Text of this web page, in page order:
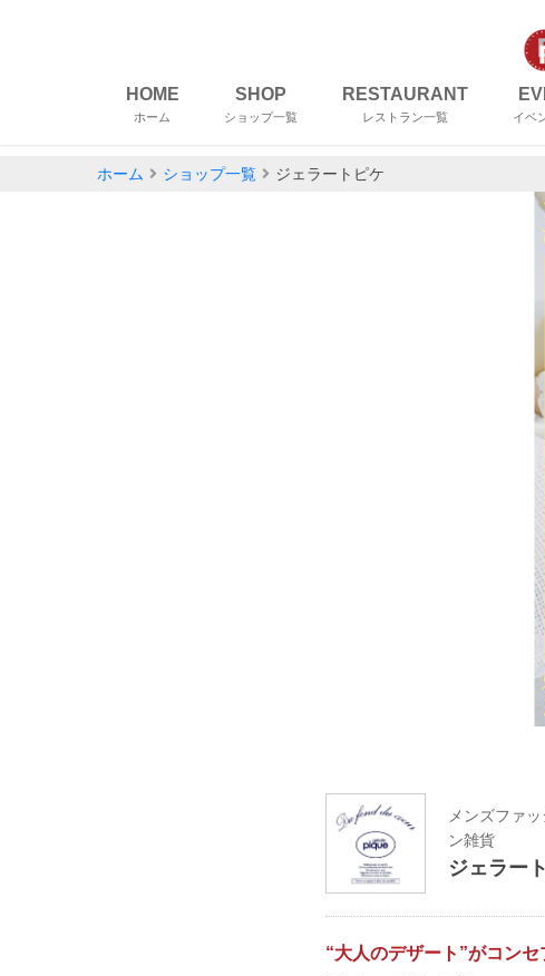
HOME
ホーム
SHOP
ショップ一覧
RESTAURANT
レストラン一覧 イベ
ホーム ショップ一覧 ジェラートピケ
メンズファ
ン雑貨
ジェラー
“大人のデザート”がコン